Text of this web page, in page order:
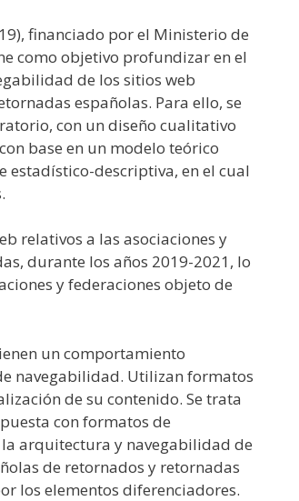
financiado por el Ministerio de
como objetivo profundizar en el
de los sitios web
españolas. Para ello, se
con un diseño cualitativo
base en un modelo teórico
estadístico-descriptiva, en el cual
relativos a las asociaciones y
durante los años 2019-2021, lo
y federaciones objeto de
un comportamiento
navegabilidad. Utilizan formatos
de su contenido. Se trata
con formatos de
arquitectura y navegabilidad de
de retornados y retornadas
los elementos diferenciadores.